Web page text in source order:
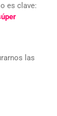
es clave:
las